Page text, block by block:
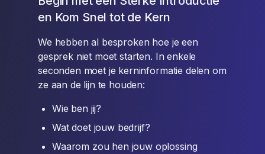
en Kom Snel tot de Kern
We hebben al besproken hoe je een
gesprek niet moet starten. In enkele
seconden moet je kerninformatie delen om
ze aan de lijn te houden:
Wie ben jij?
Wat doet jouw bedrijf?
Waarom zou hen jouw oplossing